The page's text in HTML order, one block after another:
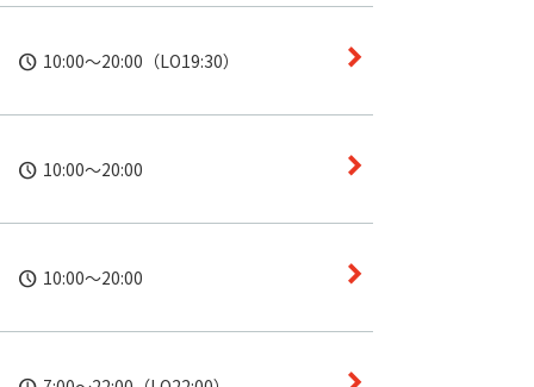
10:00～20:00（LO19:30）
10:00～20:00
10:00～20:00